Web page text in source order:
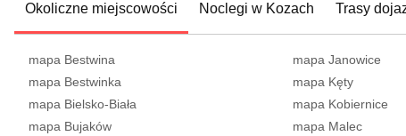
Okoliczne miejscowości Noclegi w Kozach Trasy
mapa Bestwina
mapa Bestwinka
mapa Bielsko-Biała
mapa Bujaków
mapa Janowice
mapa Kęty
mapa Kobiernice
mapa Malec